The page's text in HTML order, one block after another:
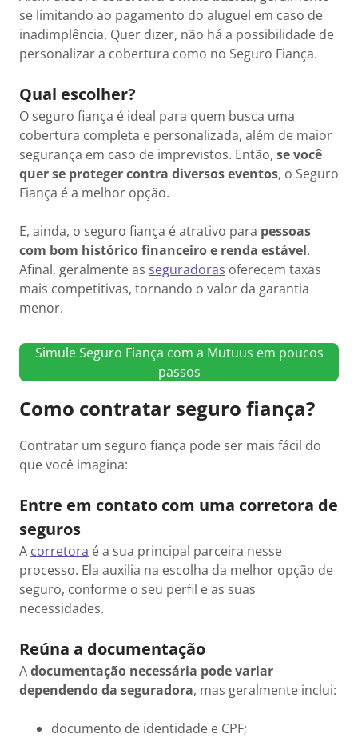
se limitando ao pagamento do aluguel em caso de
inadimplência. Quer dizer, não há a possibilidade de
personalizar a cobertura como no Seguro Fiança.
Qual escolher?
O seguro fiança é ideal para quem busca uma
cobertura completa e personalizada, além de maior
segurança em caso de imprevistos. Então, se você
quer se proteger contra diversos eventos, o Seguro
Fiança é a melhor opção.
E, ainda, o seguro fiança é atrativo para pessoas
com bom histórico financeiro e renda estável.
Afinal, geralmente as seguradoras oferecem taxas
mais competitivas, tornando o valor da garantia
menor.
Simule Seguro Fiança com a Mutuus em poucos
passos
Como contratar seguro fiança?
Contratar um seguro fiança pode ser mais fácil do
que você imagina:
Entre em contato com uma corretora de
seguros
A corretora é a sua principal parceira nesse
processo. Ela auxilia na escolha da melhor opção de
seguro, conforme o seu perfil e as suas
necessidades.
Reúna a documentação
Adocumentação necessária pode variar
dependendo da seguradora, mas geralmente inclui:
documento de identidade e CPF;